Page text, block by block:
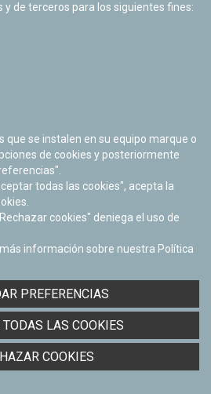
de Arte y Ciencia
Universidad
y de terceros para los siguientes fines:
que se instalen en su equipo marque o
de cookies y posteriormente
todas las cookies", acepta la
cookies" deniega el uso de
información sobre nuestra Política
PREFERENCIAS
TODAS LAS COOKIES
COOKIES